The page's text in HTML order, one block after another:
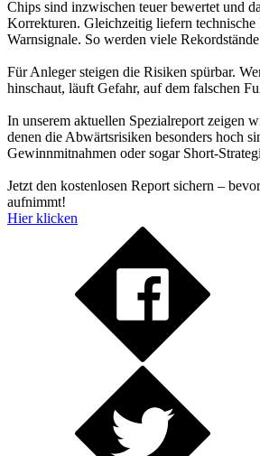
Chips sind inzwischen teuer bewertet und
Korrekturen. Gleichzeitig liefern technische
Warnsignale. So werden viele
Für Anleger steigen die Risiken spürbar.
hinschaut, läuft Gefahr, auf dem falschen
In unserem aktuellen Spezialreport zeigen
denen die Abwärtsrisiken besonders hoch
Gewinnmitnahmen oder sogar Short-
Jetzt den kostenlosen Report sichern –
aufnimmt!
Hier klicken